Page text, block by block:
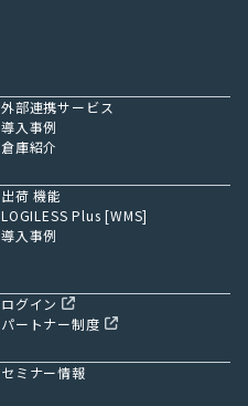
外部連携サービス
導入事例
倉庫紹介
出荷 機能
LOGILESS Plus [WMS]
導入事例
ログイン
パートナー制度
セミナー情報